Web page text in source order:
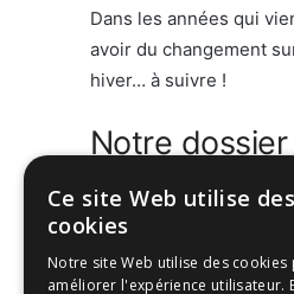
Dans les années qui
avoir du changement
hiver… à suivre !
Notre dossier
France:
voiture,
radar, pneu
Ce site Web utilise des
cookies
Notre site Web utilise des cookies
améliorer l'expérience utilisateur.